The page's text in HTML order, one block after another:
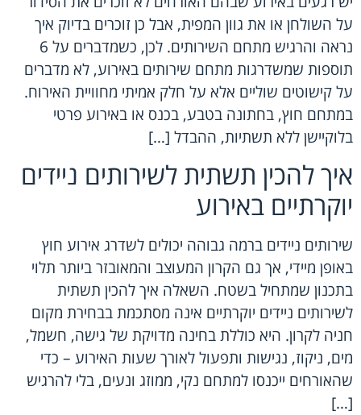
על השולחן או את גוון המפית, אבל כן זוכרים בדיוק איך
נראה והרגיש מתחם השירותים. לכן, כשמדברים על 6
תוספות שמשדרגות מתחם שירותים באירוע, לא מדברים
על קישוטים שוליים אלא על חלק אמיתי מחוויית האירוח.
במתחם חוץ, בחתונה בטבע, בכנס או באירוע פרטי
בלוקיישן ללא תשתיות, ההבדל […]
איך להכין תשתית לשירותים ניידים
יוקרתיים באירוע
שירותים ניידים ברמה גבוהה יכולים לשדרג אירוע חוץ
באופן מיידי, אך גם הקרון המעוצב והמאובזר ביותר תלוי
בתכנון שמתחיל בשטח. השאלה איך להכין תשתית
לשירותים ניידים יוקרתיים אינה מסתכמת בבחירת מקום
חניה לקרון. היא כוללת בחינה מדויקת של גישה, חשמל,
מים, ניקוז, נגישות ותפעול לאורך שעות האירוע – כדי
שהאורחים ייכנסו למתחם נקי, ממוזג ונעים, בלי להרגיש
[…]